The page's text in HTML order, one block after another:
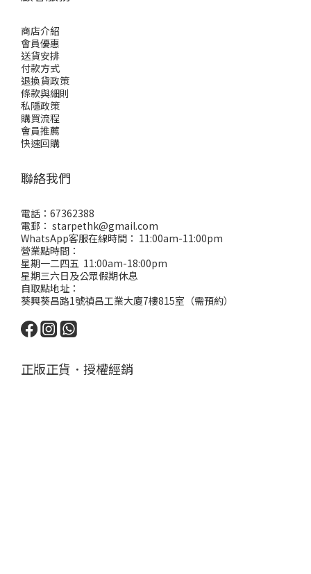
商店介紹
會員優惠
送貨安排
付款方式
退換貨政策
條款與細則
私隱政策
購買流程
會員推薦
快速回購
聯絡我們
電話：67362388
電郵： starpethk@gmail.com
WhatsApp客服在線時間： 11:00am-11:00pm
營業點時間：
星期一二四五 11:00am-18:00pm
星期三六日及公眾假期休息
自取點地址：
葵興葵昌路1號禎昌工業大廈7樓815室（需預約）
正版正貨．授權經銷